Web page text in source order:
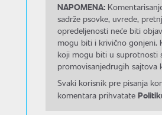
NAPOMENA:
sadrže psovke, uvrede,
opredeljenosti neće biti
mogu biti i krivično gonjeni.
koji mogu biti u suprotnosti
promovisanjedrugih sajtova
Svaki korisnik pre pisanja
komentara prihvatate